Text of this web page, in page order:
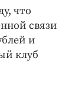
что
связи
и
клуб